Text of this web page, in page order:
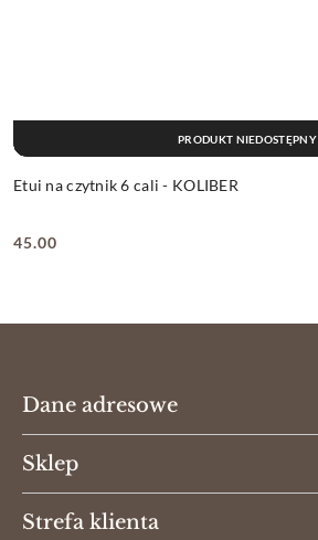
Etui na czytnik 6 cali - KOLIBER
Cena:
45.00
PRODUKT NIEDOSTĘPNY
Dane adresowe
Sklep
Strefa klienta